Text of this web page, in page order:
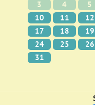
3
4 5
10
11 12
17
18 19
24
25 26
31